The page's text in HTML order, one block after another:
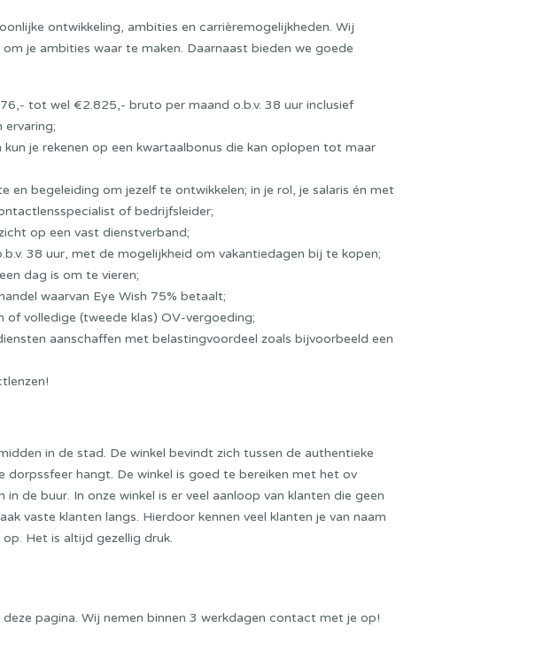
ontwikkeling, ambities en carrièremogelijkheden. Wij
je ambities waar te maken. Daarnaast bieden we goede
tot wel €2.825,- bruto per maand o.b.v. 38 uur inclusief
ervaring;
je rekenen op een kwartaalbonus die kan oplopen tot maar
en begeleiding om jezelf te ontwikkelen; in je rol, je salaris én met
of bedrijfsleider;
op een vast dienstverband;
38 uur, met de mogelijkheid om vakantiedagen bij te kopen;
dag is om te vieren;
waarvan Eye Wish 75% betaalt;
volledige (tweede klas) OV-vergoeding;
aanschaffen met belastingvoordeel zoals bijvoorbeeld een
in de stad. De winkel bevindt zich tussen de authentieke
dorpssfeer hangt. De winkel is goed te bereiken met het ov
in de buur. In onze winkel is er veel aanloop van klanten die geen
vaste klanten langs. Hierdoor kennen veel klanten je van naam
Het is altijd gezellig druk.
pagina. Wij nemen binnen 3 werkdagen contact met je op!